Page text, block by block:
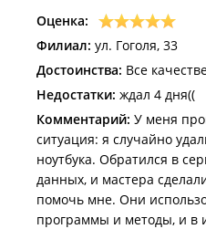
Оценка:
Филиал: ул. Гоголя, 33
Достоинства: Все
Недостатки: ждал 4 дня((
Комментарий: У меня
ситуация: я случайно
ноутбука. Обратился в
данных, и мастера
помочь мне. Они
программы и методы, и в